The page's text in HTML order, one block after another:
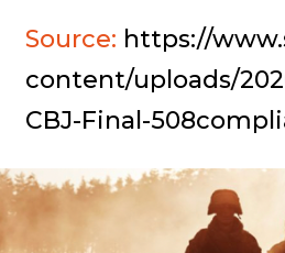
Source: https://
content/uploads/
CBJ-Final-